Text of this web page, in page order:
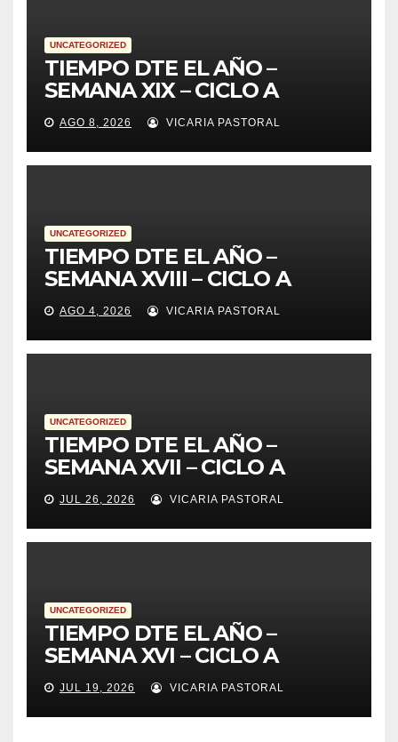
UNCATEGORIZED
TIEMPO DTE EL AÑO –
SEMANA XIX – CICLO A
AGO 8, 2026 VICARIA PASTORAL
UNCATEGORIZED
TIEMPO DTE EL AÑO –
SEMANA XVIII – CICLO A
AGO 4, 2026 VICARIA PASTORAL
UNCATEGORIZED
TIEMPO DTE EL AÑO –
SEMANA XVII – CICLO A
JUL 26, 2026 VICARIA PASTORAL
UNCATEGORIZED
TIEMPO DTE EL AÑO –
SEMANA XVI – CICLO A
JUL 19, 2026 VICARIA PASTORAL